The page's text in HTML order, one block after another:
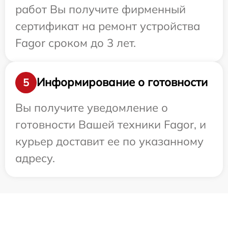
работ Вы получите фирменный
сертификат на ремонт устройства
Fagor сроком до 3 лет.
5
Информирование о готовности
Вы получите уведомление о
готовности Вашей техники Fagor, и
курьер доставит ее по указанному
адресу.